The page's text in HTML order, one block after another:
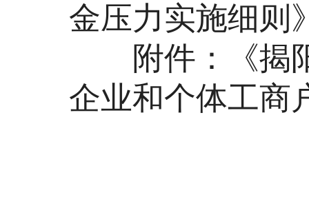
金压力实施细则
附件：《揭阳
企业和个体工商